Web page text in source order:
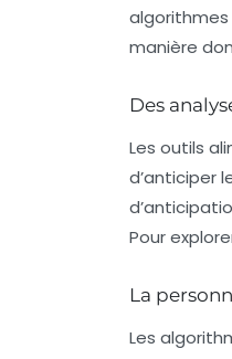
algorithmes
manière
Des
Les outils
d’anticiper
Pour
La
Les